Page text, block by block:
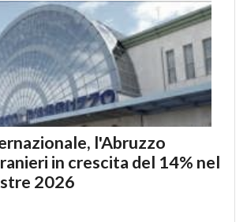
l'Abruzzo
in crescita del 14% nel
2026